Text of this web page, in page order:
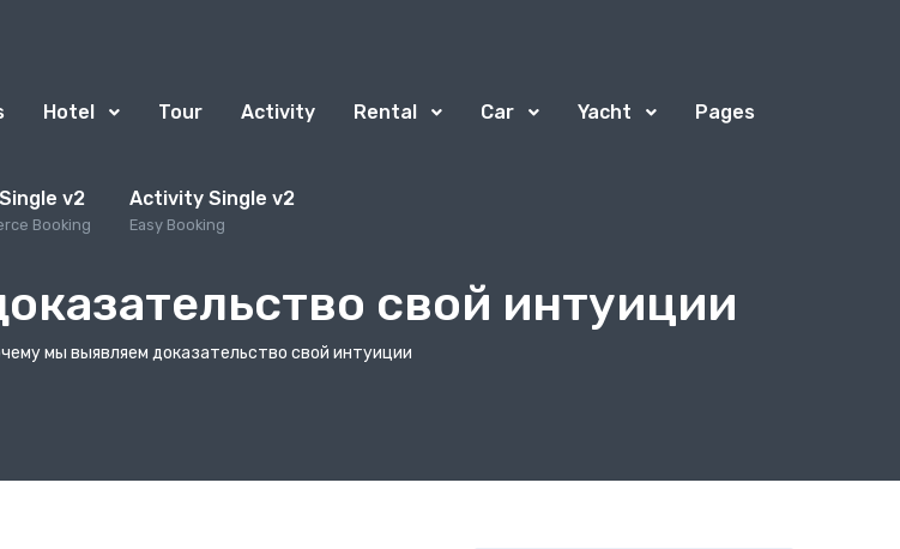
Hotel Tour Activity Rental Car Yacht Pages
v2
Booking
Activity Single v2
Easy Booking
свой интуиции
мы выявляем доказательство свой интуиции